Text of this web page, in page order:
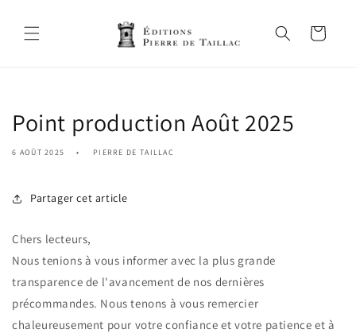
au
Panier
Point production Août 2025
6 AOÛT 2025 PIERRE DE TAILLAC
Partager cet article
Chers lecteurs,
Nous tenions à vous informer avec la plus grande
transparence de l'avancement de nos dernières
précommandes. Nous tenons à vous remercier
chaleureusement pour votre confiance et votre patience et à